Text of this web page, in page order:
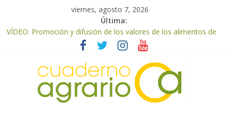
viernes, agosto 7, 2026
Última:
VÍDEO: Promoción y difusión de los valores de los alimentos de
origen cooperativo en escuelas de hostelería
UPA Granada advierte de una vendimia marcada por el
desplome de la demanda, que obligará a muchos viticultores a
dejar la uva en el campo
El Ministerio de Agricultura, Pesca y Alimentación impulsa un
nuevo protocolo de certificación del ibérico para reforzar la